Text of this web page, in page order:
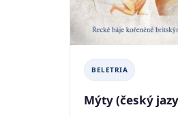
BELETRIA
Mýty (český